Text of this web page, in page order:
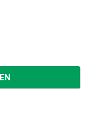
8,0 x 220/100